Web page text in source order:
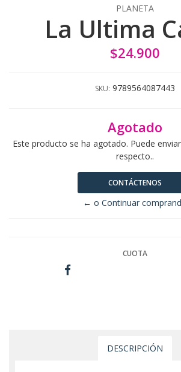
PLANETA
La Ultima
$24.900
SKU: 9789564087443
Agotado
Este producto se ha agotado. Puede
respecto..
CONTÁCTENOS
← o Continuar
CUOTA
DESCRIPCIÓN